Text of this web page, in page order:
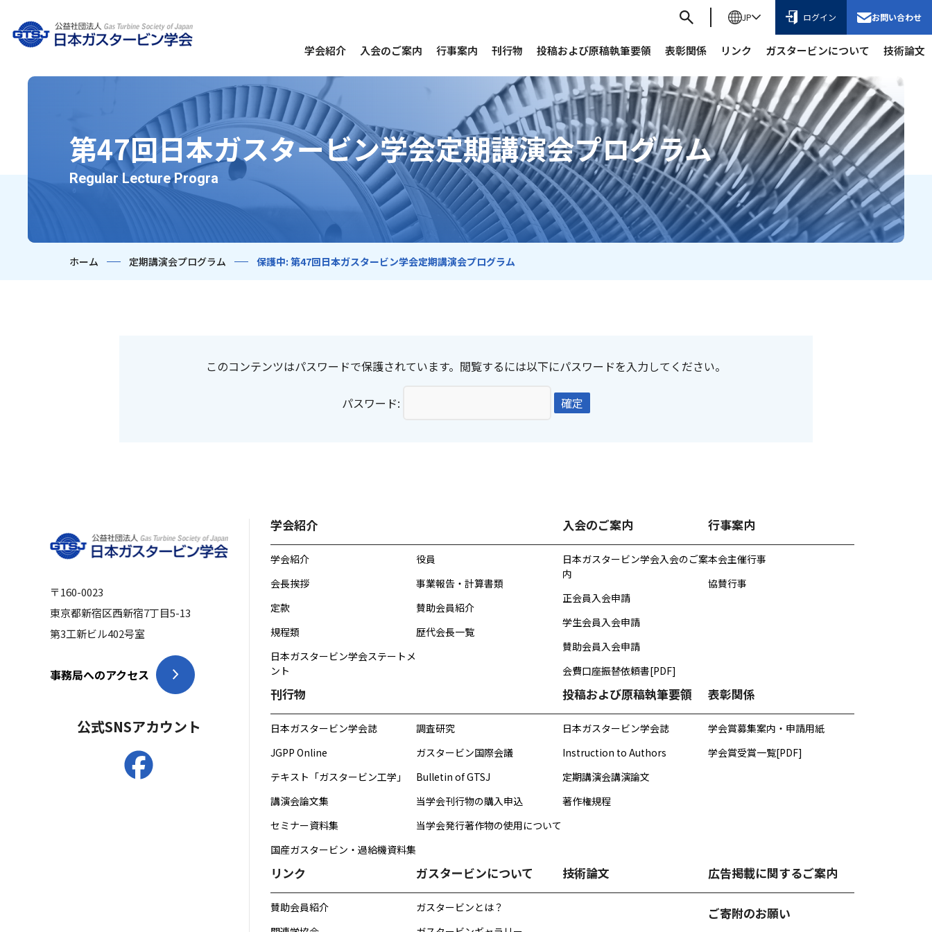
JP ログイン お問い合わせ
学会紹介 入会のご案内 行事案内 刊行物 投稿および原稿執筆要領 表彰関係 リンク ガスタービンについて 技術論文
第47回日本ガスタービン学会定期講演会プログラム
Regular Lecture Progra
ホーム 定期講演会プログラム 保護中: 第47回日本ガスタービン学会定期講演会プログラム
このコンテンツはパスワードで保護されています。閲覧するには以下にパスワードを入力してください。
パスワード:
〒160-0023
東京都新宿区西新宿7丁目5-13
第3工新ビル402号室
事務局へのアクセス
公式SNSアカウント
学会紹介
学会紹介
会長挨拶
定款
規程類
日本ガスタービン学会ステートメ
ント
役員
事業報告・計算書類
賛助会員紹介
歴代会長一覧
入会のご案内
日本ガスタービン学会入会のご案
内
正会員入会申請
学生会員入会申請
賛助会員入会申請
会費口座振替依頼書[PDF]
行事案内
本会主催行事
協賛行事
刊行物
日本ガスタービン学会誌
JGPP Online
テキスト「ガスタービン工学」
講演会論文集
セミナー資料集
国産ガスタービン・過給機資料集
調査研究
ガスタービン国際会議
Bulletin of GTSJ
当学会刊行物の購入申込
当学会発行著作物の使用について
投稿および原稿執筆要領
日本ガスタービン学会誌
Instruction to Authors
定期講演会講演論文
著作権規程
表彰関係
学会賞募集案内・申請用紙
学会賞受賞一覧[PDF]
リンク
賛助会員紹介
ガスタービンについて
ガスタービンとは？
技術論文 広告掲載に関するご案内
ご寄附のお願い